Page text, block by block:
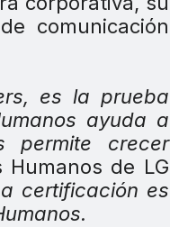
comunicación
es la prueba
ayuda a
crecer
de LG
certificación es